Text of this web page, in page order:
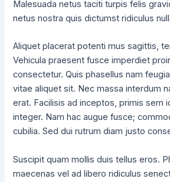
Malesuada netus taciti turpis felis
netus nostra quis dictumst ridiculus
Aliquet placerat potenti mus sagittis,
Vehicula praesent fusce imperdiet
consectetur. Quis phasellus nam
vitae aliquet sit. Nec massa interdum
erat. Facilisis ad inceptos, primis sem
integer. Nam hac augue fusce;
cubilia. Sed dui rutrum diam justo
Suscipit quam mollis duis tellus eros.
maecenas vel ad libero ridiculus